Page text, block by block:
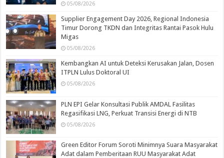
05/08/2026
Supplier Engagement Day 2026, Regional Indonesia
Timur Dorong TKDN dan Integritas Rantai Pasok Hulu
Migas
05/08/2026
Kembangkan AI untuk Deteksi Kerusakan Jalan, Dosen
ITPLN Lulus Doktoral UI
05/08/2026
PLN EPI Gelar Konsultasi Publik AMDAL Fasilitas
Regasifikasi LNG, Perkuat Transisi Energi di NTB
05/08/2026
Green Editor Forum Soroti Minimnya Suara Masyarakat
Adat dalam Pemberitaan RUU Masyarakat Adat